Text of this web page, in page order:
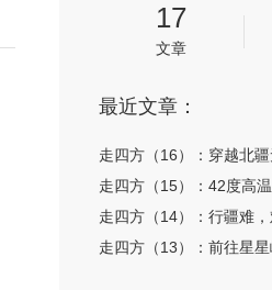
17
文章
最近文章：
走四方（16）：穿越北
走四方（14）：行疆难，
走四方（13）：前往星